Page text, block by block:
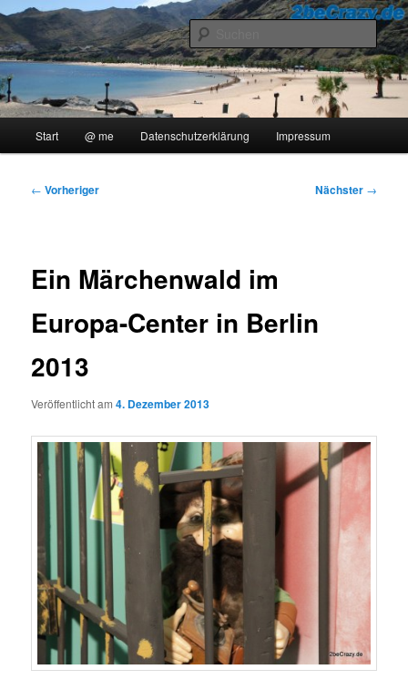
Zum
primären
Inhalt
springen2beCrazy
..::Ollis Blog::..
Start @ me Datenschutzerklärung Impressum
Beitragsnavigation
← Vorheriger Nächster →
Ein Märchenwald im
Europa-Center in Berlin
2013
Veröffentlicht am4. Dezember 2013